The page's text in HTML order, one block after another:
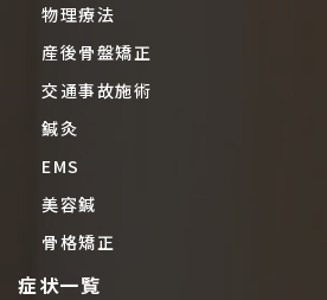
物理療法
産後骨盤矯正
交通事故施術
鍼灸
EMS
美容鍼
骨格矯正
症状一覧